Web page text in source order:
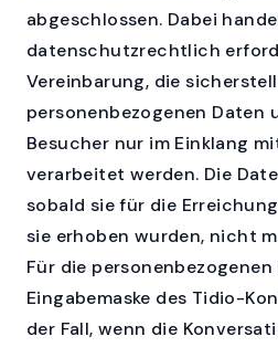
abgeschlossen. Dabei
datenschutzrechtlich
Vereinbarung, die
personenbezogenen Daten
Besucher nur im Einklang
verarbeitet werden. Die
sobald sie für die
sie erhoben wurden, nicht
Für die
Eingabemaske des Tidio-
der Fall, wenn die